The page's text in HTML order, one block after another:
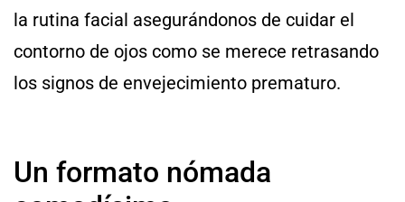
la rutina facial asegurándonos de cuidar el
contorno de ojos como se merece retrasando
los signos de envejecimiento prematuro.
Un formato nómada